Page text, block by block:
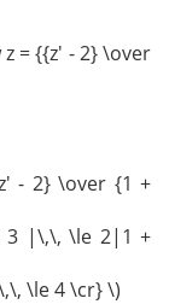
= {{z' - 2} \over
- 2} \over {1 +
3 |\,\, \le 2|1 +
\le 4 \cr} \)